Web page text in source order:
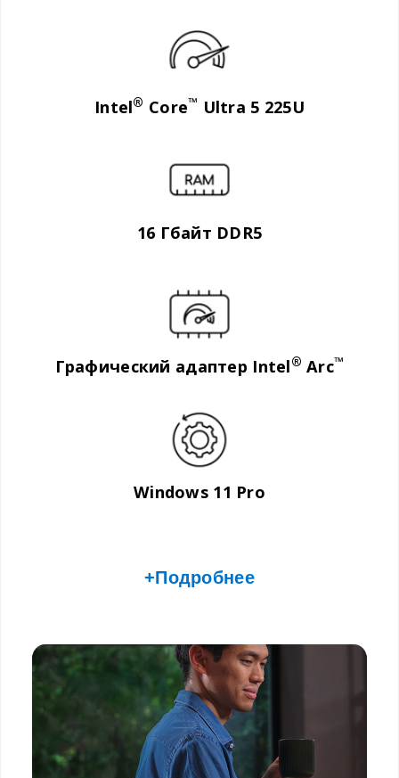
Intel® Core™ Ultra 5 225U
16 Гбайт DDR5
Графический адаптер Intel® Arc™
Windows 11 Pro
+Подробнее